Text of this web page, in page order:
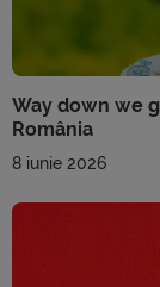
Way down we
România
8 iunie 2026